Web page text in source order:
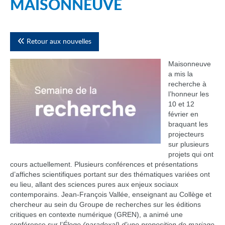
MAISONNEUVE
Retour aux nouvelles
Maisonneuve
a mis la
recherche à
l’honneur les
10 et 12
février en
braquant les
projecteurs
sur plusieurs
projets qui ont
cours actuellement. Plusieurs conférences et présentations
d’affiches scientifiques portant sur des thématiques variées ont
eu lieu, allant des sciences pures aux enjeux sociaux
contemporains. Jean-François Vallée, enseignant au Collège et
chercheur au sein du Groupe de recherches sur les éditions
critiques en contexte numérique (GREN), a animé une